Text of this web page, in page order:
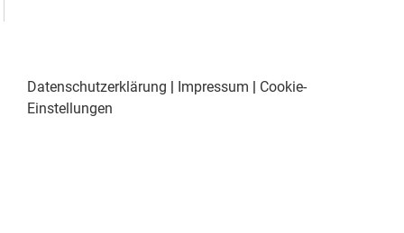
Datenschutzerklärung Impressum
Cookie-
Einstellungen